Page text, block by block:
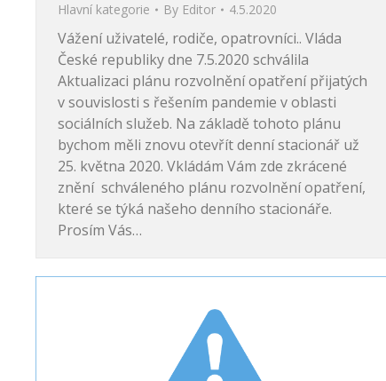
Hlavní kategorie By Editor 4.5.2020
Vážení uživatelé, rodiče, opatrovníci.. Vláda
České republiky dne 7.5.2020 schválila
Aktualizaci plánu rozvolnění opatření přijatých
v souvislosti s řešením pandemie v oblasti
sociálních služeb. Na základě tohoto plánu
bychom měli znovu otevřít denní stacionář už
25. května 2020. Vkládám Vám zde zkrácené
znění schváleného plánu rozvolnění opatření,
které se týká našeho denního stacionáře.
Prosím Vás…